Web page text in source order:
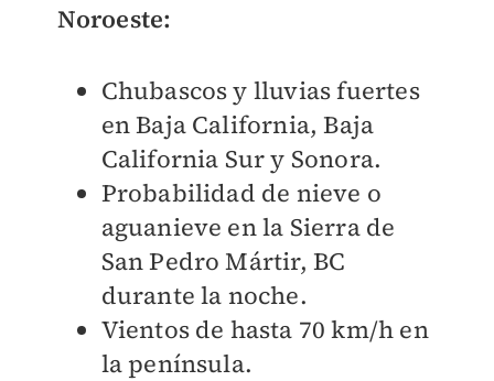
Noroeste:
Chubascos y lluvias fuertes
en Baja California, Baja
California Sur y Sonora.
Probabilidad de nieve o
aguanieve en la Sierra de
San Pedro Mártir, BC
durante la noche.
Vientos de hasta 70 km/h en
la península.